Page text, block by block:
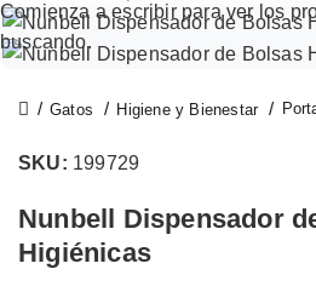
Gatos Higiene y Bienestar
SKU: 199729
Nunbell Dispensador
Higiénicas
Comienza a escribir para ver los
buscando.